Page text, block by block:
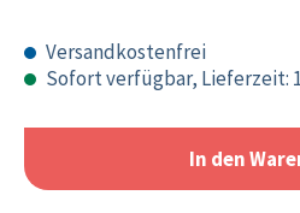
Versandkostenfrei
Sofort verfügbar, Lieferzeit:
In den